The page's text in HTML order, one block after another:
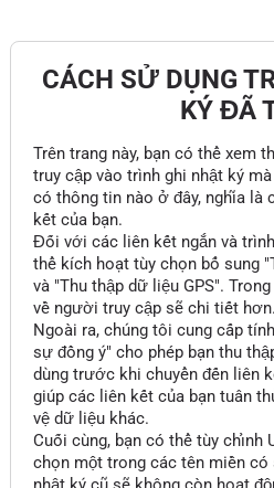
CÁCH SỬ DỤNG
KÝ ĐÃ
Trên trang này, bạn có thể xem
truy cập vào trình ghi nhật ký
có thông tin nào ở đây, nghĩa là
kết của bạn.
Đối với các liên kết ngắn và
thể kích hoạt tùy chọn bổ sung
và "Thu thập dữ liệu GPS".
về người truy cập sẽ chi tiết hơn.
Ngoài ra, chúng tôi cung cấp
sự đồng ý" cho phép bạn thu
dùng trước khi chuyển đến liên
giúp các liên kết của bạn tuân
vệ dữ liệu khác.
Cuối cùng, bạn có thể tùy chỉnh
chọn một trong các tên miền có